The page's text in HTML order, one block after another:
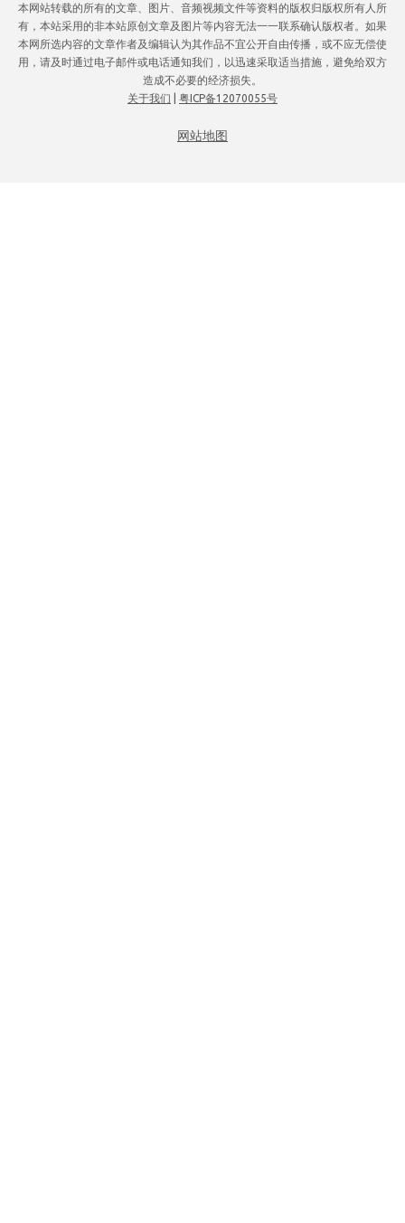
本网站转载的所有的文章、图片、音频视频文件等资料的版权归版权所有人所
有，本站采用的非本站原创文章及图片等内容无法一一联系确认版权者。如果
本网所选内容的文章作者及编辑认为其作品不宜公开自由传播，或不应无偿使
用，请及时通过电子邮件或电话通知我们，以迅速采取适当措施，避免给双方
造成不必要的经济损失。
关于我们
粤ICP备12070055号
网站地图